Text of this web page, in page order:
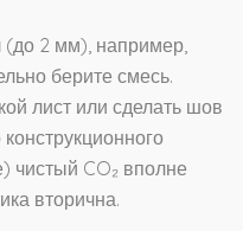
(до 2 мм), например,
берите смесь.
лист или сделать шов
чистый CO₂ вполне
вторична.